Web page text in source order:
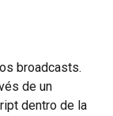
broadcasts.
de un
dentro de la